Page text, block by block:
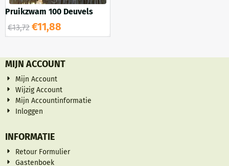
Pruikzwam 100 Deuvels
€13,72 €11,88
MIJN ACCOUNT
Mijn Account
Wijzig Account
Mijn Accountinformatie
Inloggen
INFORMATIE
Retour Formulier
Gastenboek